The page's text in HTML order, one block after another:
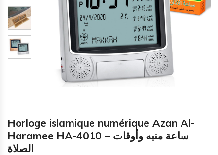
Horloge islamique numérique Azan Al-
Haramee HA-4010 – ساعة منبه وأوقات
الصلاة